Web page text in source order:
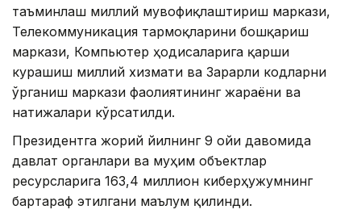
таъминлаш миллий мувофиқлаштириш маркази,
Телекоммуникация тармоқларини бошқариш
маркази, Компьютер ҳодисаларига қарши
курашиш миллий хизмати ва Зарарли кодларни
ўрганиш маркази фаолиятининг жараёни ва
натижалари кўрсатилди.
Президентга жорий йилнинг 9 ойи давомида
давлат органлари ва муҳим объектлар
ресурсларига 163,4 миллион киберҳужумнинг
бартараф этилгани маълум қилинди.